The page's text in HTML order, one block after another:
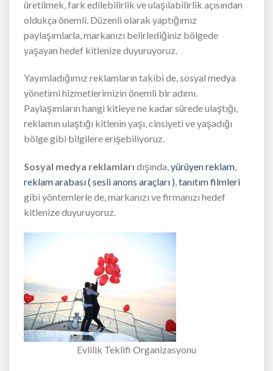
üretilmek, fark edilebilirlik ve ulaşılabilirlik açısından
oldukça önemli. Düzenli olarak yaptığımız
paylaşımlarla, markanızı belirlediğiniz bölgede
yaşayan hedef kitlenize duyuruyoruz.
Yayımladığımız reklamların takibi de, sosyal medya
yönetimi hizmetlerimizin önemli bir adımı.
Paylaşımların hangi kitleye ne kadar sürede ulaştığı,
reklamın ulaştığı kitlenin yaşı, cinsiyeti ve yaşadığı
bölge gibi bilgilere erişebiliyoruz.
Sosyal medya reklamları dışında,yürüyen reklam,
reklam arabası ( sesli anons araçları ),tanıtım filmleri
gibi yöntemlerle de, markanızı ve firmanızı hedef
kitlenize duyuruyoruz.
Evlilik Teklifi Organizasyonu